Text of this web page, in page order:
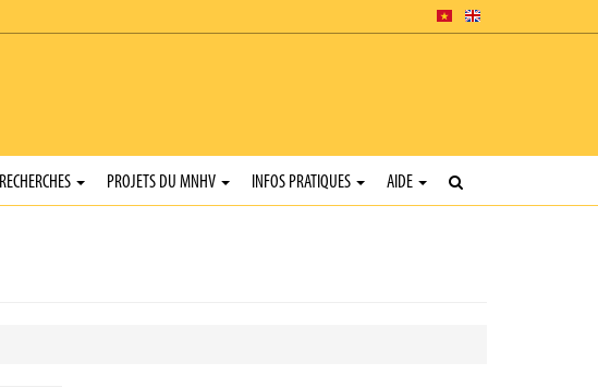
RECHERCHES PROJETS DU MNHV INFOS PRATIQUES AIDE